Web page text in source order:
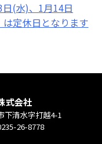
日(水)、1月14日
は定休日となります
式会社
下清水字打越4-1
26-8778